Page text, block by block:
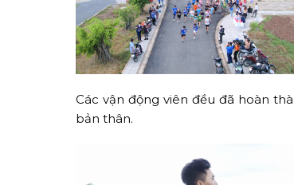
Các vận động viên đều đã hoàn
bản thân.